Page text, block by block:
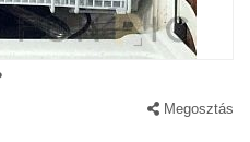
Megosztás